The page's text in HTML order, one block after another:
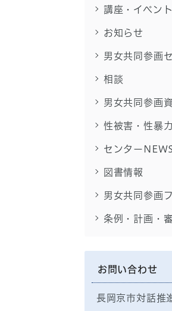
講座・イベン
お知らせ
男女共同参画
相談
男女共同参画
性被害・性暴
センター
図書情報
男女共同参画
条例・計画・
お問い合わせ
長岡京市対話推